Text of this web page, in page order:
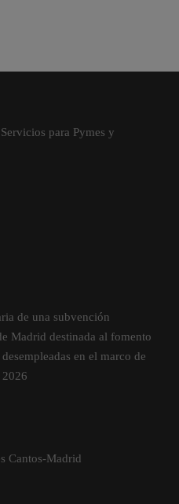
para Pymes y
de una subvención
Madrid destinada al fomento
en el marco de
2026
Cantos-Madrid